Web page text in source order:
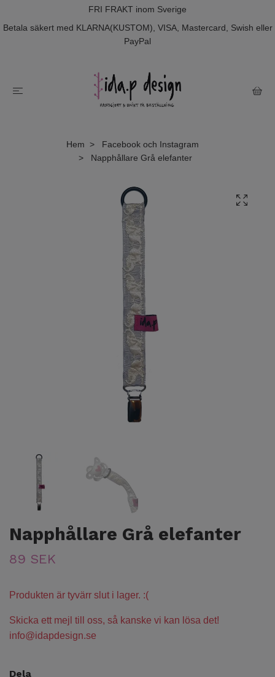
FRI FRAKT inom Sverige
Betala säkert med KLARNA(KUSTOM), VISA, Mastercard, Swish eller
PayPal
Hem
Facebook och Instagram
Napphållare Grå elefanter
Napphållare Grå elefanter
89 SEK
Produkten är tyvärr slut i lager. :(
Skicka ett mejl till oss, så kanske vi kan lösa det!
info@idapdesign.se
Dela